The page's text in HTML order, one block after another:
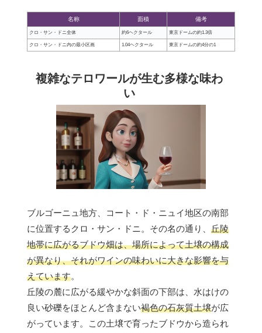
名称 面積 備考
クロ・サン・ドニ全体 約6ヘクタール 東京ドームの約1.3倍
クロ・サン・ドニ内の最小区画 1.04ヘクタール 東京ドームの約4分の1
複雑なテロワールが生む多様な味わ
い
ブルゴーニュ地方、コート・ド・ニュイ地区の南部
に位置するクロ・サン・ドニ。その名の通り、 丘陵
地帯に広がるブドウ畑は、場所によって土壌の構成
が異なり、それがワインの味わいに大きな影響を与
えています。
丘陵の麓に広がる緩やかな斜面の下部は、水はけの
良い砂礫をほとんど含まない褐色の石灰質土壌が広
がっています。この土壌で育ったブドウから造られ